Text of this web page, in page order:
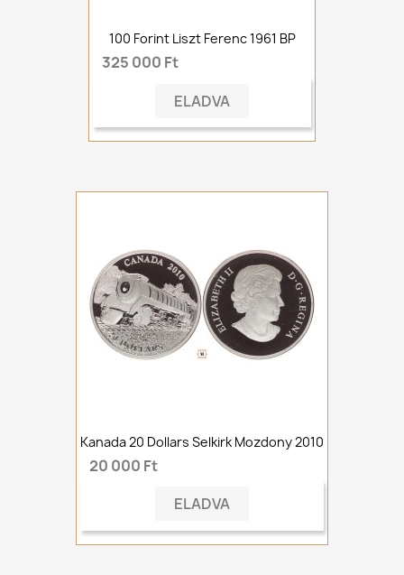
100 Forint Liszt Ferenc 1961 BP
325 000 Ft
ELADVA
Kanada 20 Dollars Selkirk Mozdony 2010
20 000 Ft
ELADVA